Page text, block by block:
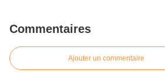
Commentaires
Ajouter un commentaire